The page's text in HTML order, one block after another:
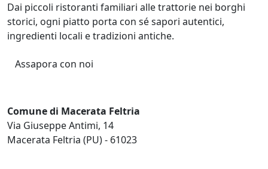
Dai piccoli ristoranti familiari alle trattorie nei borghi
storici, ogni piatto porta con sé sapori autentici,
ingredienti locali e tradizioni antiche.
Assapora con noi
Comune di Macerata Feltria
Via Giuseppe Antimi, 14
Macerata Feltria (PU) - 61023